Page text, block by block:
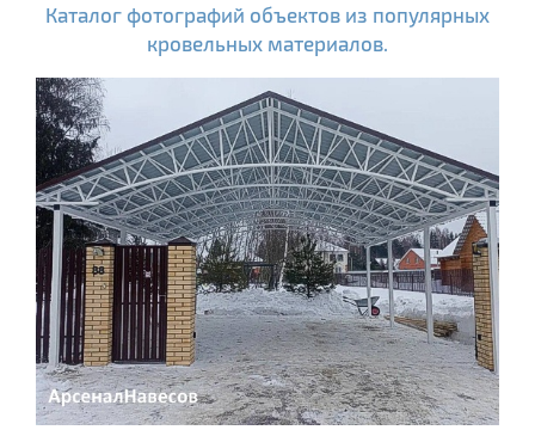
Каталог фотографий объектов из популярных
кровельных материалов.